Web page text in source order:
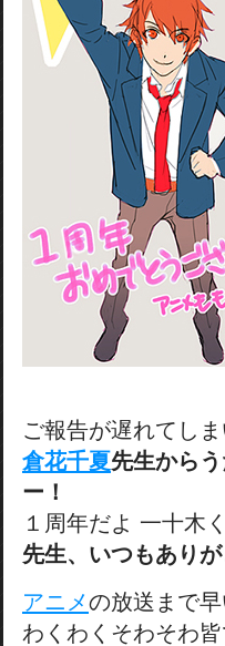
ご報告が遅れてし
倉花千夏先生から
ー！
１周年だよ 一十木
先生、いつもあり
アニメの放送まで
わくわくそわそわ